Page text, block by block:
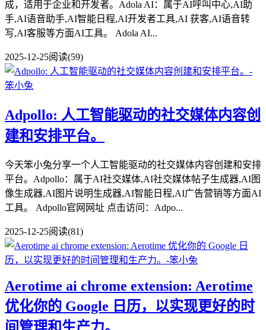
成，适用于企业和开发者。Adola AI：属于AI呼叫中心,AI助
手,AI语音助手,AI智能日程,AI开发者工具,AI 获客,AI语音转
写,AI客服等方面AI工具。 Adola AI...
2025-12-25阅读(59)
Adpollo: 人工智能驱动的社交媒体内容创
建和安排平台。
今天笨小兔分享一个人工智能驱动的社交媒体内容创建和安排
平台。Adpollo：属于AI社交媒体,AI社交媒体帖子生成器,AI图
像生成器,AI图片说明生成器,AI智能日程,AI广告营销等方面AI
工具。 Adpollo官网网址 点击访问：Adpo...
2025-12-25阅读(81)
Aerotime ai chrome extension: Aerotime
优化你的 Google 日历，以实现更好的时